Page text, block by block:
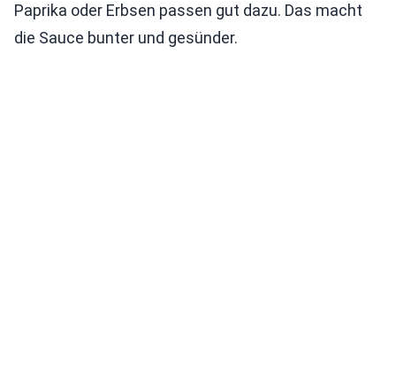
Paprika oder Erbsen passen gut dazu. Das macht
die Sauce bunter und gesünder.